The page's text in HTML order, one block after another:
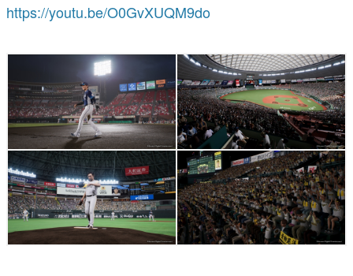
https://youtu.be/O0GvXUQM9do